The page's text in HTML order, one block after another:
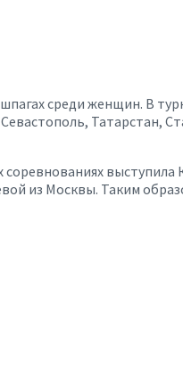
среди женщин. В
Татарстан,
выступила
из Москвы. Таким